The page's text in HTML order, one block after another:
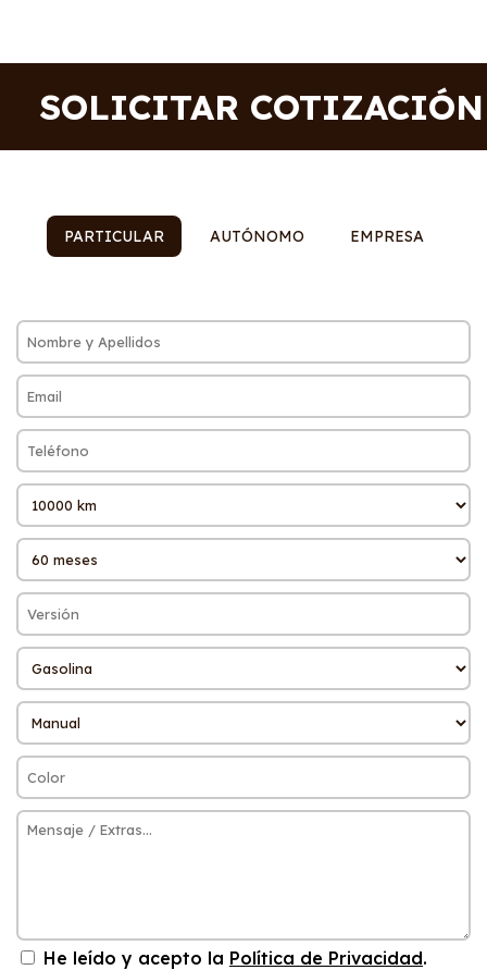
SOLICITAR COTIZACIÓN
PARTICULAR AUTÓNOMO EMPRESA
He leído y acepto la Política de Privacidad.